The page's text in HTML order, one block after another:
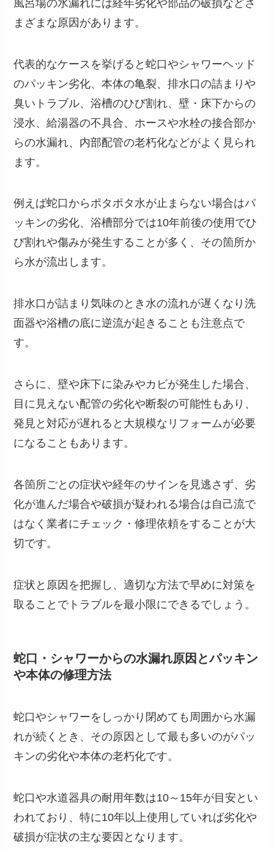
風呂場の水漏れには経年劣化や部品の破損などさ
まざまな原因があります。
代表的なケースを挙げると蛇口やシャワーヘッド
のパッキン劣化、本体の亀裂、排水口の詰まりや
臭いトラブル、浴槽のひび割れ、壁・床下からの
浸水、給湯器の不具合、ホースや水栓の接合部か
らの水漏れ、内部配管の老朽化などがよく見られ
ます。
例えば蛇口からポタポタ水が止まらない場合はパ
ッキンの劣化、浴槽部分では10年前後の使用でひ
び割れや傷みが発生することが多く、その箇所か
ら水が流出します。
排水口が詰まり気味のとき水の流れが遅くなり洗
面器や浴槽の底に逆流が起きることも注意点で
す。
さらに、壁や床下に染みやカビが発生した場合、
目に見えない配管の劣化や断裂の可能性もあり、
発見と対応が遅れると大規模なリフォームが必要
になることもあります。
各箇所ごとの症状や経年のサインを見逃さず、劣
化が進んだ場合や破損が疑われる場合は自己流で
はなく業者にチェック・修理依頼をすることが大
切です。
症状と原因を把握し、適切な方法で早めに対策を
取ることでトラブルを最小限にできるでしょう。
蛇口・シャワーからの水漏れ原因とパッキン
や本体の修理方法
蛇口やシャワーをしっかり閉めても周囲から水漏
れが続くとき、その原因として最も多いのがパッ
キンの劣化や本体の老朽化です。
蛇口や水道器具の耐用年数は10～15年が目安とい
われており、特に10年以上使用していれば劣化や
破損が症状の主な要因となります。